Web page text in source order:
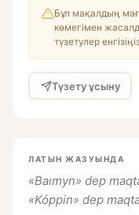
Бұл мақалдың
көмегімен
түзетулер
Түзету ұсыну
ЛАТЫН ЖАЗУЫНДА
«Baımyn» dep
«Kóppin» dep